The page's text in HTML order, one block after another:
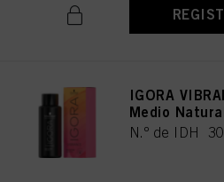
IGORA
Medio
N.º de IDH